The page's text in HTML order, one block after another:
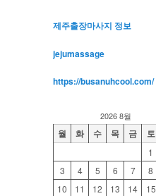
제주출장마사지 정보
jejumassage
https://busanuhcool.com/
2026 8월
월 화 수 목 금 토
1
3
4 5 6 7 8
10
11 12 13 14 15